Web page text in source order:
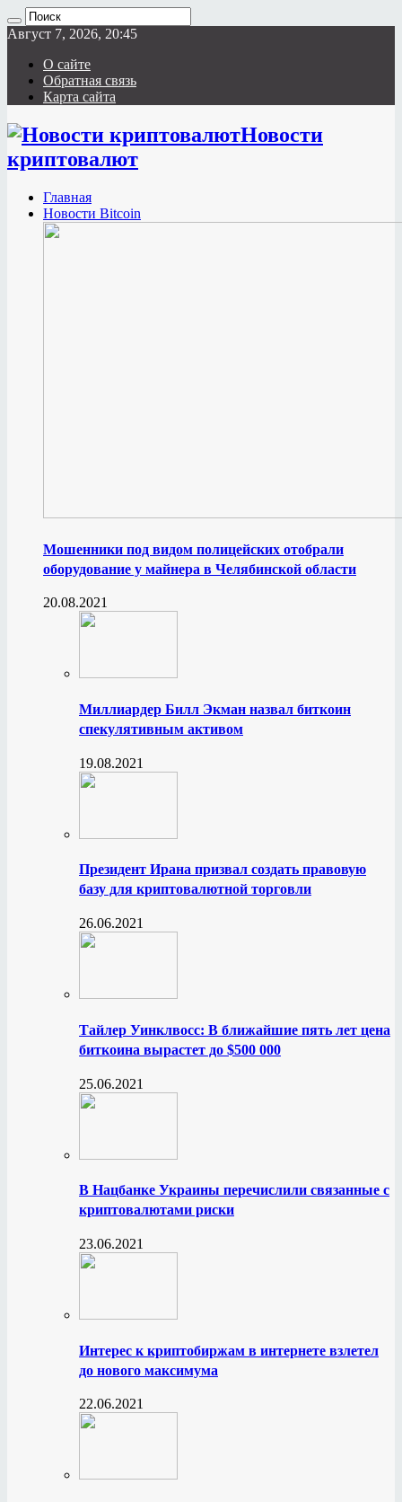
Август 7, 2026, 20:45
О сайте
Обратная связь
Карта сайта
Новости
криптовалют
Главная
Новости Bitcoin
Мошенники под видом полицейских отобрали
оборудование у майнера в Челябинской области
20.08.2021
Миллиардер Билл Экман назвал биткоин
спекулятивным активом
19.08.2021
Президент Ирана призвал создать правовую
базу для криптовалютной торговли
26.06.2021
Тайлер Уинклвосс: В ближайшие пять лет цена
биткоина вырастет до $500 000
25.06.2021
В Нацбанке Украины перечислили связанные с
криптовалютами риски
23.06.2021
Интерес к криптобиржам в интернете взлетел
до нового максимума
22.06.2021